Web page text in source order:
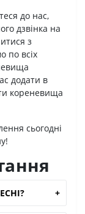
до нас,
дзвінка на
з
по всіх
додати в
кореневища
сьогодні